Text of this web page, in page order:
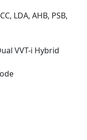
LDA, AHB, PSB,
VVT-i Hybrid